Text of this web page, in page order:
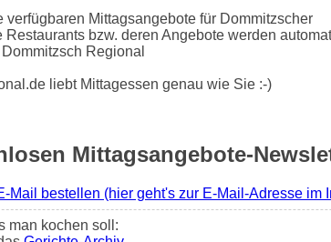
Mittagsangebote für Dommitzscher
bzw. deren Angebote werden
Regional
liebt Mittagessen genau wie Sie :-)
Mittagsangebote-
Mail bestellen (hier geht's zur E-Mail-Adresse im
man kochen soll: